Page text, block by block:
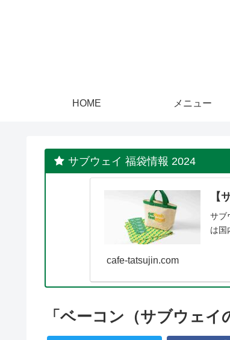
HOME メニュー
サブウェイ 福袋情報 2024
【
サブ
は国
cafe-tatsujin.com
「ベーコン（サブウェ